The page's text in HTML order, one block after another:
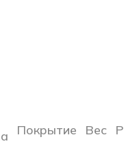
Покрытие Вес